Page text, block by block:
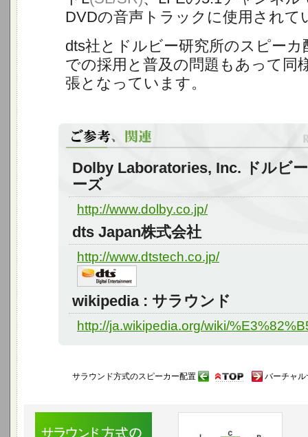
DVDの音声トラックに使用されて
dts社とドルビー研究所のスピーカ
での採用と普及の問題もあって同
張となっています。
Dolby Laboratories, Inc. ドルビ
ーズ
http://www.dolby.co.jp/
dts Japan株式会社
http://www.dtstech.co.jp/
wikipedia : サラウンド
http://ja.wikipedia.org/wiki/
サラウンド方式のスピーカー配置 バーチャ